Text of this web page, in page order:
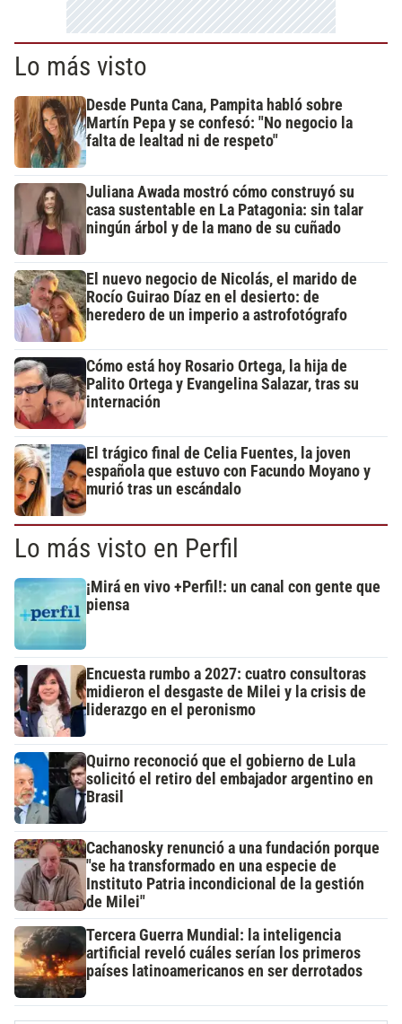
Lo más visto
Desde Punta Cana, Pampita habló sobre
Martín Pepa y se confesó: "No negocio la
falta de lealtad ni de respeto"
Juliana Awada mostró cómo construyó su
casa sustentable en La Patagonia: sin talar
ningún árbol y de la mano de su cuñado
El nuevo negocio de Nicolás, el marido de
Rocío Guirao Díaz en el desierto: de
heredero de un imperio a astrofotógrafo
Cómo está hoy Rosario Ortega, la hija de
Palito Ortega y Evangelina Salazar, tras su
internación
El trágico final de Celia Fuentes, la joven
española que estuvo con Facundo Moyano y
murió tras un escándalo
Lo más visto en Perfil
¡Mirá en vivo +Perfil!: un canal con gente que
piensa
Encuesta rumbo a 2027: cuatro consultoras
midieron el desgaste de Milei y la crisis de
liderazgo en el peronismo
Quirno reconoció que el gobierno de Lula
solicitó el retiro del embajador argentino en
Brasil
Cachanosky renunció a una fundación porque
"se ha transformado en una especie de
Instituto Patria incondicional de la gestión
de Milei"
Tercera Guerra Mundial: la inteligencia
artificial reveló cuáles serían los primeros
países latinoamericanos en ser derrotados